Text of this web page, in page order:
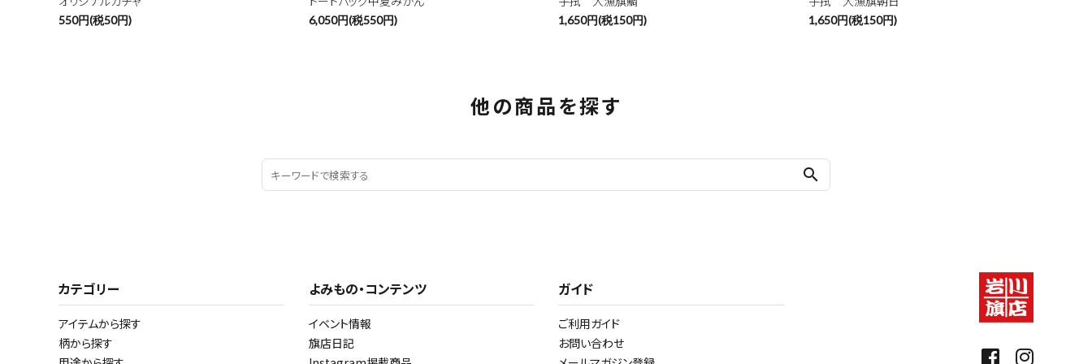
550円(税50円) 6,050円(税550円) 1,650円(税150円) 1,650円(税150円)
他の商品を探す
search
カテゴリー
アイテムから探す
柄から探す
よみもの・コンテンツ
イベント情報
旗店日記
ガイド
ご利用ガイド
お問い合わせ